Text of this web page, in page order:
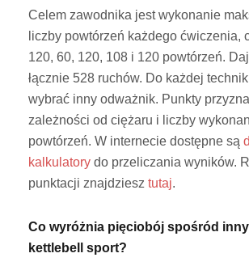
Celem zawodnika jest wykonanie
liczby powtórzeń każdego ćwiczenia,
120, 60, 120, 108 i 120 powtórzeń.
łącznie 528 ruchów. Do każdej
wybrać inny odważnik. Punkty
zależności od ciężaru i liczby
powtórzeń. W internecie dostępne są
kalkulatory do przeliczania wyników.
punktacji znajdziesz tutaj.
Co wyróżnia pięciobój spośród
kettlebell sport?